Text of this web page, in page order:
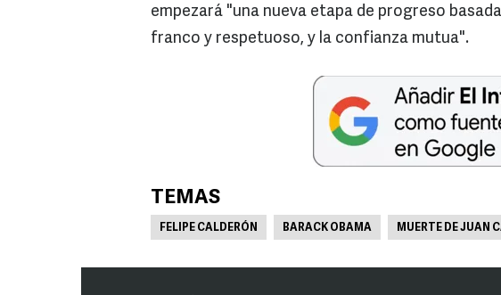
empezará "una nueva etapa de progreso
franco y respetuoso, y la confianza mutua".
TEMAS
FELIPE CALDERÓN BARACK OBAMA MUERTE DE JUAN